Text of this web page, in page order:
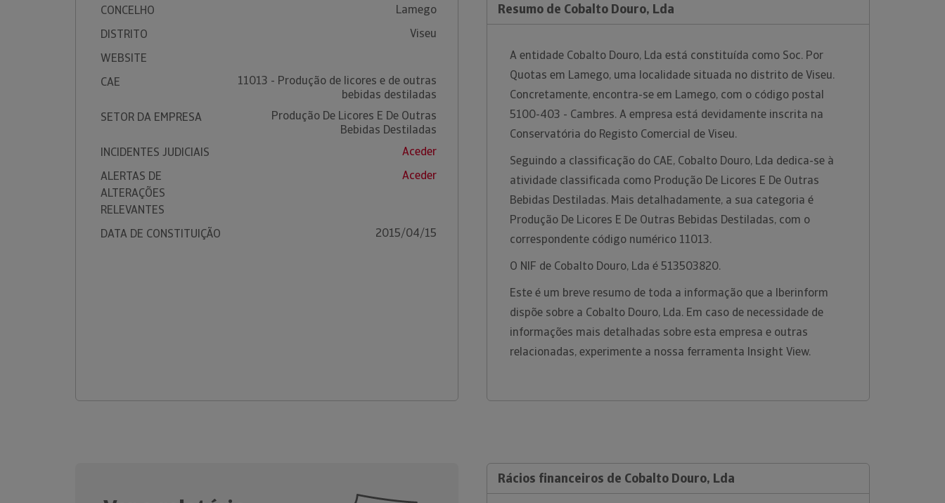
CONCELHO
Lamego
DISTRITO
Viseu
WEBSITE
CAE
11013 - Produção de licores e de outras
bebidas destiladas
SETOR DA EMPRESA
Produção De Licores E De Outras
Bebidas Destiladas
INCIDENTES JUDICIAIS
Aceder
ALERTAS DE
ALTERAÇÕES
RELEVANTES
Aceder
DATA DE CONSTITUIÇÃO 2015/04/15
Resumo de Cobalto Douro, Lda
A entidade Cobalto Douro, Lda está constituída como Soc. Por
Quotas em Lamego, uma localidade situada no distrito de Viseu.
Concretamente, encontra-se em Lamego, com o código postal
5100-403 - Cambres. A empresa está devidamente inscrita na
Conservatória do Registo Comercial de Viseu.
Seguindo a classificação do CAE, Cobalto Douro, Lda dedica-se à
atividade classificada como Produção De Licores E De Outras
Bebidas Destiladas. Mais detalhadamente, a sua categoria é
Produção De Licores E De Outras Bebidas Destiladas, com o
correspondente código numérico 11013.
O NIF de Cobalto Douro, Lda é 513503820.
Este é um breve resumo de toda a informação que a Iberinform
dispõe sobre a Cobalto Douro, Lda. Em caso de necessidade de
informações mais detalhadas sobre esta empresa e outras
relacionadas, experimente a nossa ferramenta Insight View.
Rácios financeiros de Cobalto Douro, Lda